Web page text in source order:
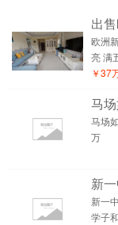
出
欧洲
亮 满
￥37
马
马场
万
新
新一
学子